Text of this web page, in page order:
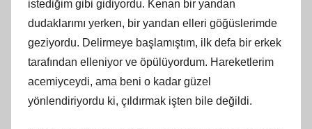
istediğim gibi gidiyordu. Kenan bir yandan
dudaklarımı yerken, bir yandan elleri göğüslerimde
geziyordu. Delirmeye başlamıştım, ilk defa bir erkek
tarafından elleniyor ve öpülüyordum. Hareketlerim
acemiyceydi, ama beni o kadar güzel
yönlendiriyordu ki, çıldırmak işten bile değildi.